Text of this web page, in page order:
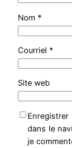
Nom *
Courriel *
Site web
dans le
je